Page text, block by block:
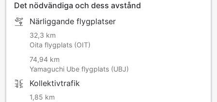
Det nödvändiga och dess avstånd
Närliggande flygplatser
32,3 km
Oita flygplats (OIT)
74,94 km
Yamaguchi Ube flygplats (UBJ)
Kollektivtrafik
1,85 km